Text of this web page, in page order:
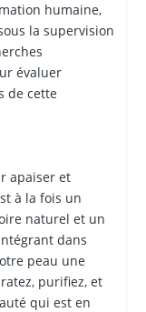
humaine,
la supervision
évaluer
de cette
apaiser et
à la fois un
naturel et un
dans
peau une
purifiez, et
qui est en